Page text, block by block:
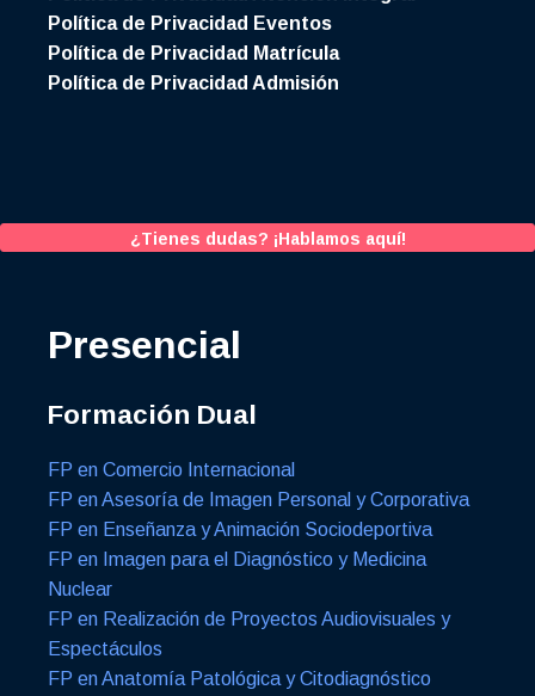
Política de Privacidad Eventos
Política de Privacidad Matrícula
Política de Privacidad Admisión
¿Tienes dudas? ¡Hablamos aquí!
Presencial
Formación Dual
FP en Comercio Internacional
FP en Asesoría de Imagen Personal y Corporativa
FP en Enseñanza y Animación Sociodeportiva
FP en Imagen para el Diagnóstico y Medicina
Nuclear
FP en Realización de Proyectos Audiovisuales y
Espectáculos
FP en Anatomía Patológica y Citodiagnóstico